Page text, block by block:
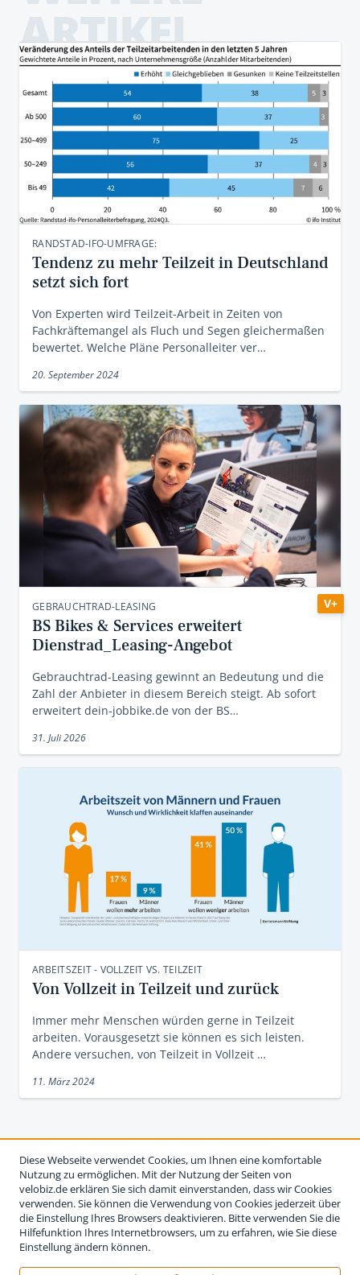
ARTIKEL
RANDSTAD-IFO-UMFRAGE:
Tendenz zu mehr Teilzeit in Deutschland
setzt sich fort
Von Experten wird Teilzeit-Arbeit in Zeiten von
Fachkräftemangel als Fluch und Segen gleichermaßen
bewertet. Welche Pläne Personalleiter ver…
20. September 2024
V+
GEBRAUCHTRAD-LEASING
BS Bikes & Services erweitert
Dienstrad_Leasing-Angebot
Gebrauchtrad-Leasing gewinnt an Bedeutung und die
Zahl der Anbieter in diesem Bereich steigt. Ab sofort
erweitert dein-jobbike.de von der BS…
31. Juli 2026
ARBEITSZEIT - VOLLZEIT VS. TEILZEIT
Von Vollzeit in Teilzeit und zurück
Immer mehr Menschen würden gerne in Teilzeit
arbeiten. Vorausgesetzt sie können es sich leisten.
Andere versuchen, von Teilzeit in Vollzeit …
11. März 2024
Diese Webseite verwendet Cookies, um Ihnen eine komfortable
Nutzung zu ermöglichen. Mit der Nutzung der Seiten von
velobiz.de erklären Sie sich damit einverstanden, dass wir Cookies
verwenden. Sie können die Verwendung von Cookies jederzeit über
die Einstellung Ihres Browsers deaktivieren. Bitte verwenden Sie die
Hilfefunktion Ihres Internetbrowsers, um zu erfahren, wie Sie diese
Einstellung ändern können.